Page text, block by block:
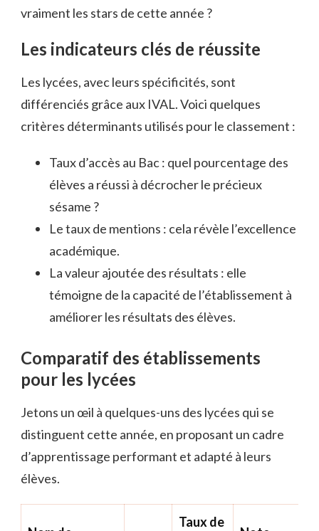
vraiment les stars de cette année ?
Les indicateurs clés de réussite
Les lycées, avec leurs spécificités, sont
différenciés grâce aux IVAL. Voici quelques
critères déterminants utilisés pour le classement :
Taux d’accès au Bac : quel pourcentage des
élèves a réussi à décrocher le précieux
sésame ?
Le taux de mentions : cela révèle l’excellence
académique.
La valeur ajoutée des résultats : elle
témoigne de la capacité de l’établissement à
améliorer les résultats des élèves.
Comparatif des établissements
pour les lycées
Jetons un œil à quelques-uns des lycées qui se
distinguent cette année, en proposant un cadre
d’apprentissage performant et adapté à leurs
élèves.
Taux de